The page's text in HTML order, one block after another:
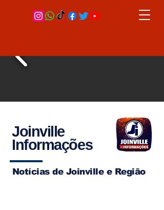
Joinville
Informações
Notícias de Joinville e Região